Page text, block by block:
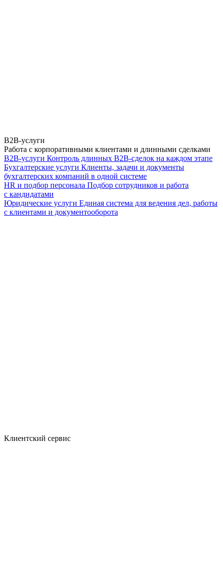
B2B-услуги
Работа с корпоративными клиентами и длинными сделками
B2B-услуги Контроль длинных B2B-сделок на каждом этапе
Бухгалтерские услуги Клиенты, задачи и документы
бухгалтерских компаний в одной системе
HR и подбор персонала Подбор сотрудников и работа
с кандидатами
Юридические услуги Единая система для ведения дел, работы
с клиентами и документооборота
Клиентский сервис